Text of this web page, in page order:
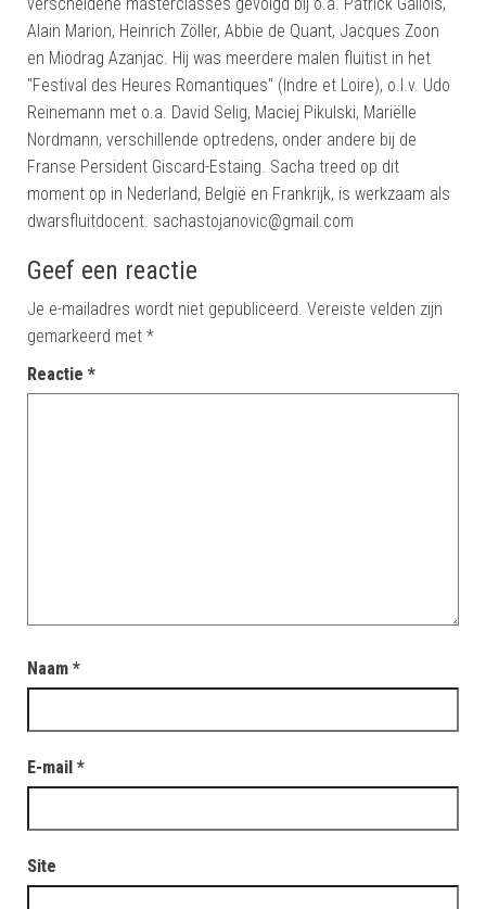
Alain Marion, Heinrich Zöller, Abbie de Quant, Jacques Zoon
en Miodrag Azanjac. Hij was meerdere malen fluitist in het
"Festival des Heures Romantiques" (Indre et Loire), o.l.v. Udo
Reinemann met o.a. David Selig, Maciej Pikulski, Mariëlle
Nordmann, verschillende optredens, onder andere bij de
Franse Persident Giscard-Estaing. Sacha treed op dit
moment op in Nederland, België en Frankrijk, is werkzaam als
dwarsfluitdocent. sachastojanovic@gmail.com
Geef een reactie
Je e-mailadres wordt niet gepubliceerd. Vereiste velden zijn
gemarkeerd met *
Reactie *
Naam *
E-mail *
Site